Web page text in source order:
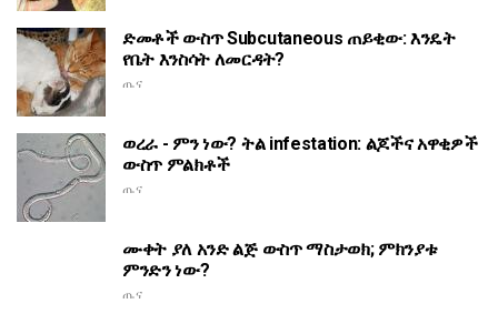
ድመቶች ውስጥ Subcutaneous ጠይቂው: እንዴት
የቤት እንስሳት ለመርዳት?
ጤና
ወረራ - ምን ነው? ትል infestation: ልጆችና አዋቂዎች
ውስጥ ምልክቶች
ጤና
ሙቀት ያለ አንድ ልጅ ውስጥ ማስታወክ; ምክንያቱ
ምንድን ነው?
ጤና